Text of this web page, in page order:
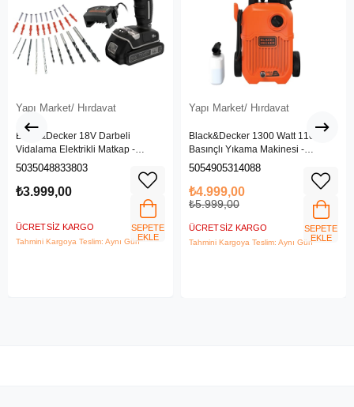
Yapı Market/ Hırdavat
Black&Decker 18V Darbeli
Vidalama Elektrikli Matkap -
BDCHD18SC1K-QW
5035048833803
₺3.999,00
ÜCRETSIZ KARGO
Tahmini Kargoya Teslim: Aynı Gün
SEPETE
EKLE
Yapı Market/ Hırdavat
Black&Decker 1300 Watt 110 Bar
Basınçlı Yıkama Makinesi -
(BEPW1300L-QS)
5054905314088
₺4.999,00
₺5.999,00
ÜCRETSIZ KARGO
Tahmini Kargoya Teslim: Aynı Gün
SEPETE
EKLE